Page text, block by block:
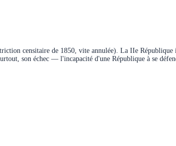
censitaire de 1850, vite annulée). La IIe
son échec — l'incapacité d'une République à se